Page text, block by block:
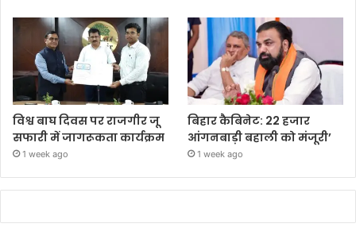
विश्व बाघ दिवस पर राजगीर जू
सफारी में जागरूकता कार्यक्रम
1 week ago
बिहार कैबिनेट: 22 हजार
आंगनबाड़ी बहाली को मंजूरी’
1 week ago